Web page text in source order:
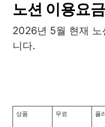
노션 이용요금
2026년 5월 현재 노
니다.
상품 무료 플